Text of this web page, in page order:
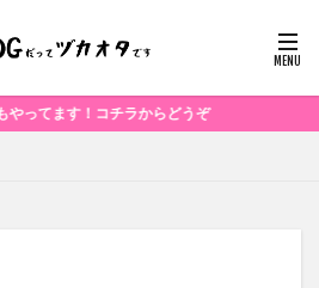
す！コチラからどうぞ